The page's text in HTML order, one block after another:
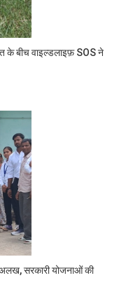
के बीच वाइल्डलाइफ़ SOS ने
सरकारी योजनाओं की